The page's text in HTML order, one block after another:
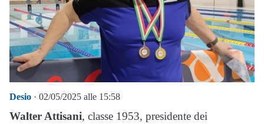
Desio · 02/05/2025 alle 15:58
Walter Attisani, classe 1953, presidente dei